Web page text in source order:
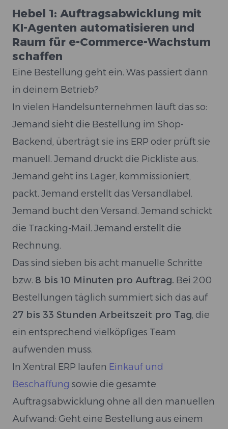
Hebel 1: Auftragsabwicklung mit
KI-Agenten automatisieren und
Raum für e-Commerce-Wachstum
schaffen
Eine Bestellung geht ein. Was passiert dann
in deinem Betrieb?
In vielen Handelsunternehmen läuft das so:
Jemand sieht die Bestellung im Shop-
Backend, überträgt sie ins ERP oder prüft sie
manuell. Jemand druckt die Pickliste aus.
Jemand geht ins Lager, kommissioniert,
packt. Jemand erstellt das Versandlabel.
Jemand bucht den Versand. Jemand schickt
die Tracking-Mail. Jemand erstellt die
Rechnung.
Das sind sieben bis acht manuelle Schritte
bzw. 8 bis 10 Minuten pro Auftrag. Bei 200
Bestellungen täglich summiert sich das auf
27 bis 33 Stunden Arbeitszeit pro Tag, die
ein entsprechend vielköpfiges Team
aufwenden muss.
In Xentral ERP laufen Einkauf und
Beschaffung sowie die gesamte
Auftragsabwicklung ohne all den manuellen
Aufwand: Geht eine Bestellung aus einem